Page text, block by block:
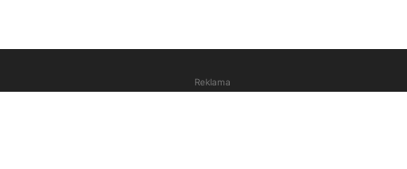
Reklama